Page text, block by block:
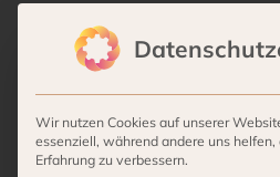
Tischleuchte
Wohnaccessoires,Villa Stöcken,
Beschreibung
Wir nutzen Cookies auf unserer
essenziell, während andere uns
Erfahrung zu verbessern.